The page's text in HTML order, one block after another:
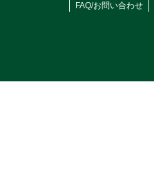
FAQ/お問い合わせ